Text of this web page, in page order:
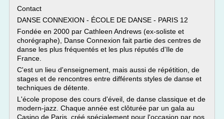
Contact
DANSE CONNEXION - ÉCOLE DE DANSE - PARIS 12
Fondée en 2000 par Cathleen Andrews (ex-soliste et
chorégraphe), Danse Connexion fait partie des centres de
danse les plus fréquentés et les plus réputés d'Ile de
France.
C'est un lieu d'enseignement, mais aussi de répétition, de
stages et de rencontres entre différents styles de danse et
techniques de détente.
L'école propose des cours d'éveil, de danse classique et de
modern-jazz. Chaque année est clôturée par un gala au
Casino de Paris, créé spécialement pour l'occasion par nos